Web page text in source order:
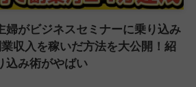
婦がビジネスセミナーに乗り込み
収入を稼いだ方法を大公開！紹
込み術がやばい